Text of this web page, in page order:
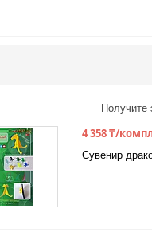
Получите
4 358 ₸/
Сувенир